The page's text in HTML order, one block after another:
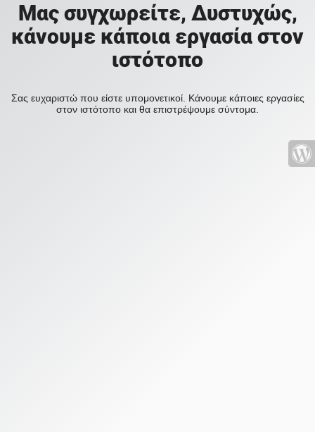
Μας συγχωρείτε, Δυστυχώς,
κάνουμε κάποια εργασία στον
ιστότοπο
Σας ευχαριστώ που είστε υπομονετικοί. Κάνουμε κάποιες εργασίες
στον ιστότοπο και θα επιστρέψουμε σύντομα.